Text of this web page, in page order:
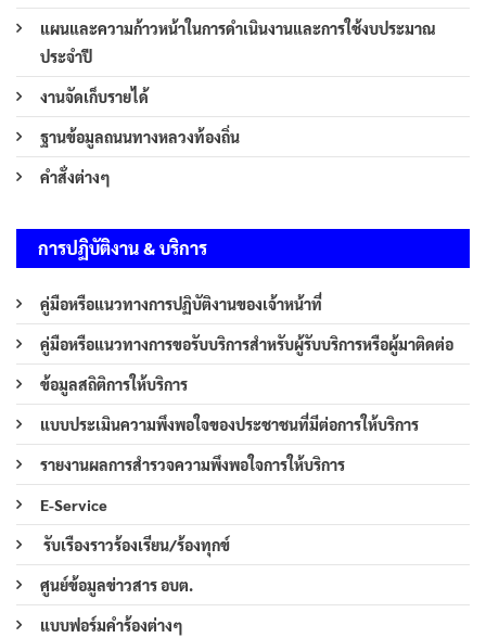
แผนและความก้าวหน้าในการดำเนินงานและการใช้งบประมาณ
ประจำปี
งานจัดเก็บรายได้
ฐานข้อมูลถนนทางหลวงท้องถิ่น
คำสั่งต่างๆ
การปฏิบัติงาน & บริการ
คู่มือหรือแนวทางการปฏิบัติงานของเจ้าหน้าที่
คู่มือหรือแนวทางการขอรับบริการสำหรับผู้รับบริการหรือผู้มาติดต่อ
ข้อมูลสถิติการให้บริการ
แบบประเมินความพึงพอใจของประชาชนที่มีต่อการให้บริการ
รายงานผลการสำรวจความพึงพอใจการให้บริการ
E-Service
รับเรืองราวร้องเรียน/ร้องทุกข์
ศูนย์ข้อมูลข่าวสาร อบต.
แบบฟอร์มคำร้องต่างๆ